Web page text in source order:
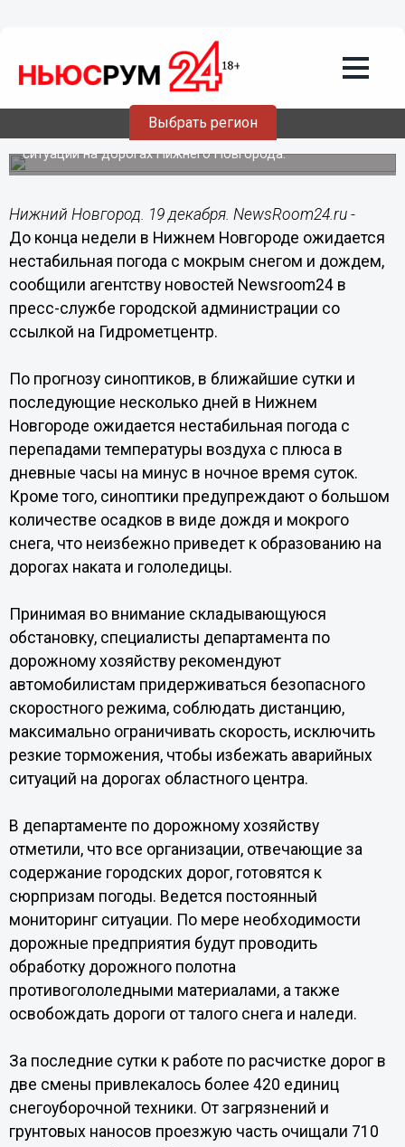
Выбрать регион
До конца недели в Нижнем Новгороде
ожидается нестабильная погода с
мокрым снегом и дождем
Дорожные предприятия ведут постоянный мониторинг
ситуации на дорогах Нижнего Новгорода.
Нижний Новгород. 19 декабря. NewsRoom24.ru -
До конца недели в Нижнем Новгороде ожидается
нестабильная погода с мокрым снегом и дождем,
сообщили агентству новостей Newsroom24 в
пресс-службе городской администрации со
ссылкой на Гидрометцентр.
По прогнозу синоптиков, в ближайшие сутки и
последующие несколько дней в Нижнем
Новгороде ожидается нестабильная погода с
перепадами температуры воздуха с плюса в
дневные часы на минус в ночное время суток.
Кроме того, синоптики предупреждают о большом
количестве осадков в виде дождя и мокрого
снега, что неизбежно приведет к образованию на
дорогах наката и гололедицы.
Принимая во внимание складывающуюся
обстановку, специалисты департамента по
дорожному хозяйству рекомендуют
автомобилистам придерживаться безопасного
скоростного режима, соблюдать дистанцию,
максимально ограничивать скорость, исключить
резкие торможения, чтобы избежать аварийных
ситуаций на дорогах областного центра.
В департаменте по дорожному хозяйству
отметили, что все организации, отвечающие за
содержание городских дорог, готовятся к
сюрпризам погоды. Ведется постоянный
мониторинг ситуации. По мере необходимости
дорожные предприятия будут проводить
обработку дорожного полотна
противогололедными материалами, а также
освобождать дороги от талого снега и наледи.
За последние сутки к работе по расчистке дорог в
две смены привлекалось более 420 единиц
снегоуборочной техники. От загрязнений и
грунтовых наносов проезжую часть очищали 710